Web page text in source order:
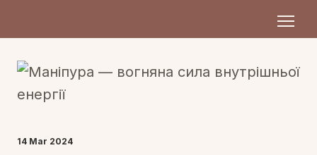
14 Mar 2024